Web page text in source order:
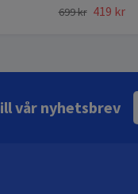
699 kr 419 kr
vår nyhetsbrev